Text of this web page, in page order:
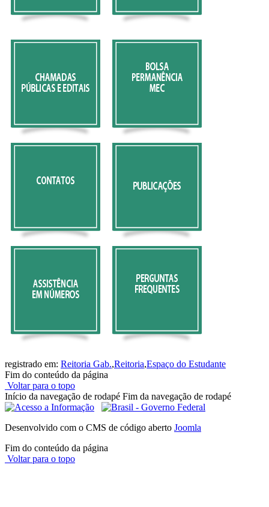
registrado em: Reitoria Gab.,Reitoria,Espaço do Estudante
Fim do conteúdo da página
Voltar para o topo
Início da navegação de rodapé Fim da navegação de rodapé
Desenvolvido com o CMS de código aberto Joomla
Fim do conteúdo da página
Voltar para o topo